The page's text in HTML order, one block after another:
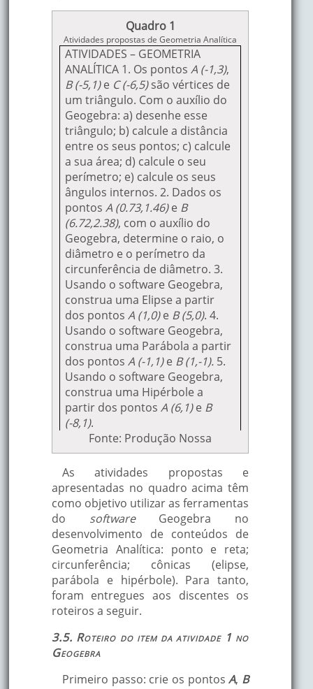
Quadro 1
Atividades propostas de Geometria Analítica
ATIVIDADES – GEOMETRIA
ANALÍTICA 1. Os pontos A (-1,3),
B (-5,1)e C (-6,5)são vértices de
um triângulo. Com o auxílio do
Geogebra: a) desenhe esse
triângulo; b) calcule a distância
entre os seus pontos; c) calcule
a sua área; d) calcule o seu
perímetro; e) calcule os seus
ângulos internos. 2. Dados os
pontos A (0.73,1.46)e B
(6.72,2.38), com o auxílio do
Geogebra, determine o raio, o
diâmetro e o perímetro da
circunferência de diâmetro. 3.
Usando o software Geogebra,
construa uma Elipse a partir
dos pontos A (1,0)e B (5,0). 4.
Usando o software Geogebra,
construa uma Parábola a partir
dos pontos A (-1,1)e B (1,-1).5.
Usando o software Geogebra,
construa uma Hipérbole a
partir dos pontos A (6,1)e B
(-8,1).
Fonte: Produção Nossa
As atividades propostas e
apresentadas no quadro acima têm
como objetivo utilizar as ferramentas
do software Geogebra no
desenvolvimento de conteúdos de
Geometria Analítica: ponto e reta;
circunferência; cônicas (elipse,
parábola e hipérbole). Para tanto,
foram entregues aos discentes os
roteiros a seguir.
3.5. Roteiro do item da atividade 1 no
Geogebra
Primeiro passo: crie os pontosA, B